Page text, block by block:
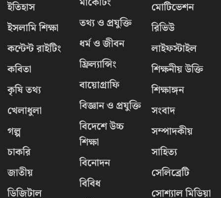
ইতিহাস
ইসলামি শিক্ষা
কন্টেন্ট রাইটিং
কবিতা
কৃষি তথ্য
খেলাধুলা
গল্প
চাকরি
জাতীয়
ডিজিটাল
তথ্য ও প্রযুক্তি
ধর্ম ও জীবন
ফ্রিল্যান্সিং
বায়োগ্রাফি
বিজ্ঞান ও প্রযুক্তি
বিদেশে উচ্চ
শিক্ষা
বিনোদন
বিবিধ
মোটিভেশন
রিভিউ
লাইফস্টাইল
শিক্ষনীয় উক্তি
শিক্ষাঙ্গন
সংবাদ
সম্পাদকীয়
সাহিত্য
সেলিব্রেটি
সোশ্যাল মিডিয়া